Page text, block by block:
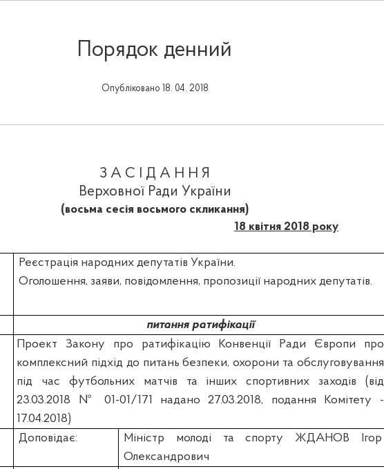
Порядок денний
Опубліковано 18. 04. 2018
З А С І Д А Н Н Я
Верховної Ради України
(восьма сесія восьмого скликання)
18 квітня 2018 року
Реєстрація народних депутатів України.
Оголошення, заяви, повідомлення, пропозиції народних депутатів.
питання ратифікації
Проект Закону про ратифікацію Конвенції Ради Європи про
комплексний підхід до питань безпеки, охорони та обслуговування
під час футбольних матчів та інших спортивних заходів (вiд
23.03.2018 № 01-01/171 надано 27.03.2018, подання Комітету -
17.04.2018)
Доповідає:
Міністр молоді та спорту ЖДАНОВ Ігор
Олександрович